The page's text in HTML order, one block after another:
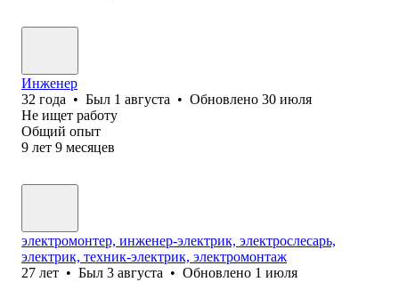
Инженер
32 года • Был 1 августа • Обновлено 30 июля
Не ищет работу
Общий опыт
9 лет 9 месяцев
электромонтер, инженер-электрик, электрослесарь,
электрик, техник-электрик, электромонтаж
27 лет • Был 3 августа • Обновлено 1 июля